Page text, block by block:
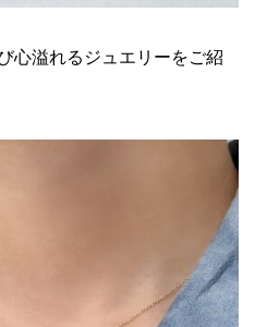
心溢れるジュエリーをご紹